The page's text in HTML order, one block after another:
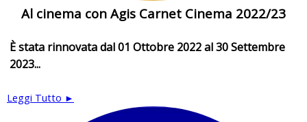
Al cinema con Agis Carnet Cinema 2022/23
È stata rinnovata dal 01 Ottobre 2022 al 30 Settembre
2023...
Leggi Tutto ►